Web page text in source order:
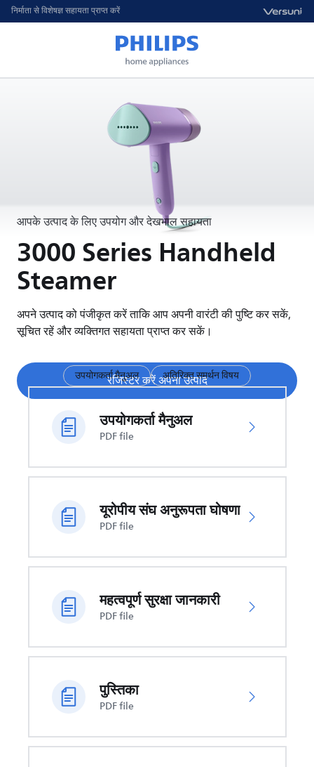
निर्माता से विशेषज्ञ सहायता प्राप्त करें
आपके उत्पाद के लिए उपयोग और देखभाल सहायता
3000 Series Handheld
Steamer
अपने उत्पाद को पंजीकृत करें ताकि आप अपनी वारंटी की पुष्टि कर सकें,
सूचित रहें और व्यक्तिगत सहायता प्राप्त कर सकें।
रजिस्टर करें अपना उत्पाद
उपयोगकर्ता मैनुअल अतिरिक्त समर्थन विषय
उपयोगकर्ता मैनुअल
PDF file
यूरोपीय संघ अनुरूपता घोषणा
PDF file
महत्वपूर्ण सुरक्षा जानकारी
PDF file
पुस्तिका
PDF file